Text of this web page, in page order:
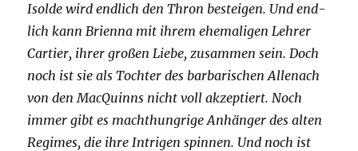
Isol­de wird end­lich den Thron bestei­gen. Und end­
lich kann Bri­en­na mit ihrem ehe­ma­li­gen Leh­rer
Car­tier, ihrer gro­ßen Lie­be, zusam­men sein. Doch
noch ist sie als Toch­ter des bar­ba­ri­schen Allen­ach
von den Mac­Quinns nicht voll akzep­tiert. Noch
immer gibt es macht­hung­ri­ge Anhän­ger des alten
Regimes, die ihre Intri­gen spin­nen. Und noch ist